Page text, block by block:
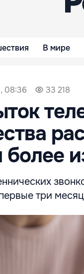
В мире
08:36 33 218
более
три